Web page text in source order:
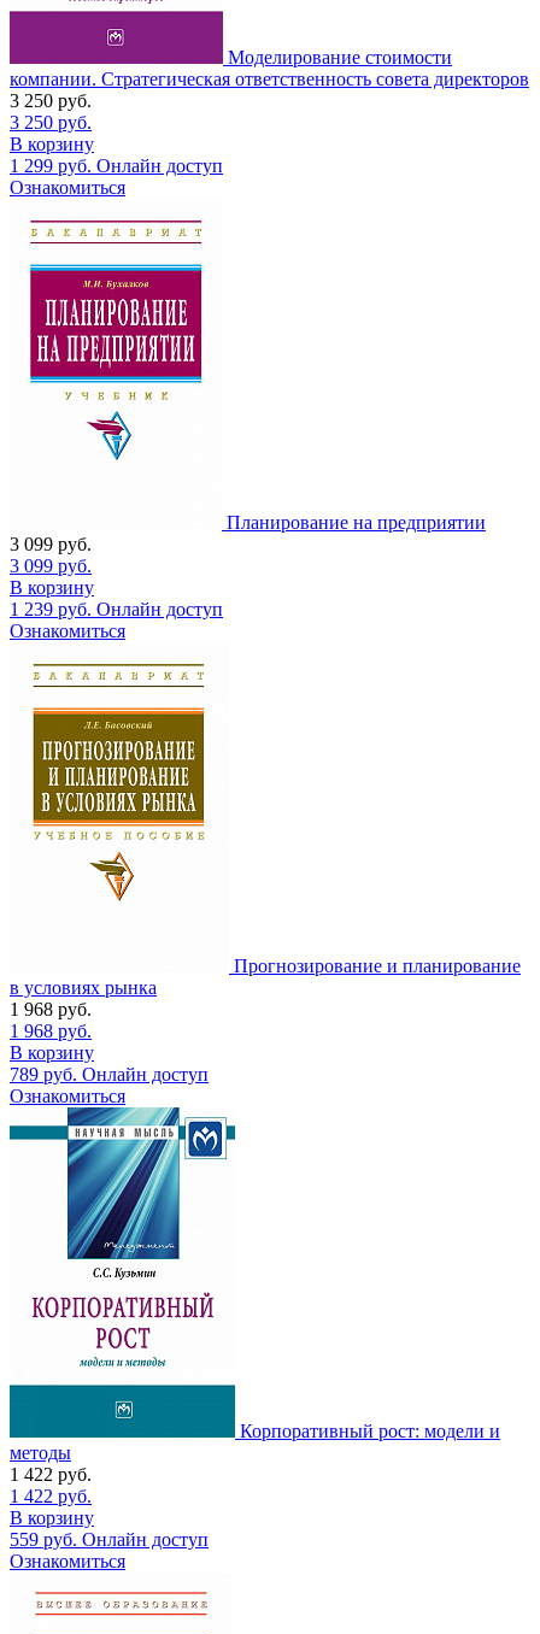
Моделирование стоимости
компании. Стратегическая ответственность совета директоров
3 250 руб.
3 250 руб.
В корзину
1 299 руб. Онлайн доступ
Ознакомиться
Планирование на предприятии
3 099 руб.
3 099 руб.
В корзину
1 239 руб. Онлайн доступ
Ознакомиться
Прогнозирование и планирование
в условиях рынка
1 968 руб.
1 968 руб.
В корзину
789 руб. Онлайн доступ
Ознакомиться
Корпоративный рост: модели и
методы
1 422 руб.
1 422 руб.
В корзину
559 руб. Онлайн доступ
Ознакомиться